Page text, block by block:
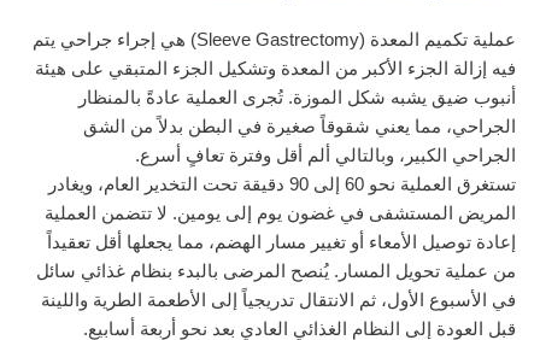
عملية تكميم المعدة (Sleeve Gastrectomy) هي إجراء جراحي يتم
فيه إزالة الجزء الأكبر من المعدة وتشكيل الجزء المتبقي على هيئة
أنبوب ضيق يشبه شكل الموزة. تُجرى العملية عادةً بالمنظار
الجراحي، مما يعني شقوقاً صغيرة في البطن بدلاً من الشق
الجراحي الكبير، وبالتالي ألم أقل وفترة تعافٍ أسرع.
تستغرق العملية نحو 60 إلى 90 دقيقة تحت التخدير العام، ويغادر
المريض المستشفى في غضون يوم إلى يومين. لا تتضمن العملية
إعادة توصيل الأمعاء أو تغيير مسار الهضم، مما يجعلها أقل تعقيداً
من عملية تحويل المسار. يُنصح المرضى بالبدء بنظام غذائي سائل
في الأسبوع الأول، ثم الانتقال تدريجياً إلى الأطعمة الطرية واللينة
قبل العودة إلى النظام الغذائي العادي بعد نحو أربعة أسابيع.